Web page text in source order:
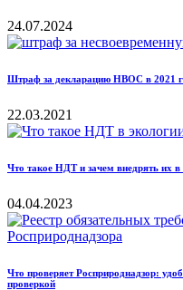
24.07.2024
Штраф за декларацию НВОС в 2021
22.03.2021
Что такое НДТ и зачем внедрять их в
04.04.2023
Что проверяет Росприроднадзор:
проверкой